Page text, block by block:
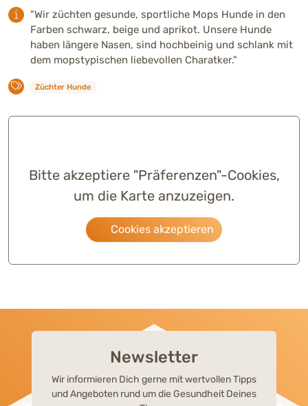
"Wir züchten gesunde, sportliche Mops Hunde in den
Farben schwarz, beige und aprikot. Unsere Hunde
haben längere Nasen, sind hochbeinig und schlank mit
dem mopstypischen liebevollen Charatker."
Züchter Hunde
Bitte akzeptiere "Präferenzen"-Cookies,
um die Karte anzuzeigen.
Cookies akzeptieren
Newsletter
Wir informieren Dich gerne mit wertvollen Tipps
und Angeboten rund um die Gesundheit Deines